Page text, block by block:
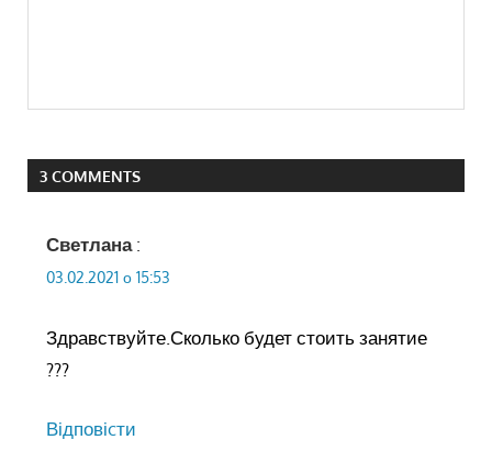
3 COMMENTS
Светлана :
03.02.2021 о 15:53
Здравствуйте.Сколько будет стоить занятие
???
Відповіcти